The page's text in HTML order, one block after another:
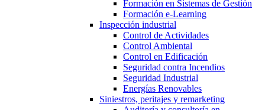
Formación en Sistemas de Gestión
Formación e-Learning
Inspección industrial
Control de Actividades
Control Ambiental
Control en Edificación
Seguridad contra Incendios
Seguridad Industrial
Energías Renovables
Siniestros, peritajes y remarketing